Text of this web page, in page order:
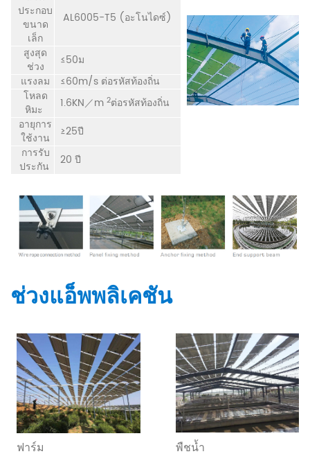
ประกอบ
ขนาด
เล็ก
AL6005-T5 (อะโนไดซ์)
สูงสุด
ช่วง
≤50ม
แรงลม
≤60m/s ต่อรหัสท้องถิ่น
โหลด
หิมะ
1.6KN／m 2ต่อรหัสท้องถิ่น
อายุการ
ใช้งาน
≥25ปี
การรับ
ประกัน
20 ปี
ช่วงแอ็พพลิเคชัน
ฟาร์ม พืชน้ำ